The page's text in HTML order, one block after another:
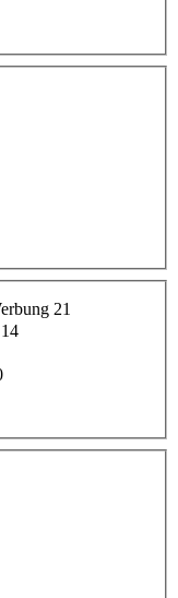
21
14